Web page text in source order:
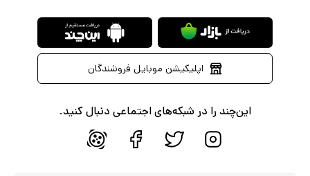
اپلیکیشن موبایل فروشندگان
این‌چند را در شبکه‌های اجتماعی دنبال کنید.